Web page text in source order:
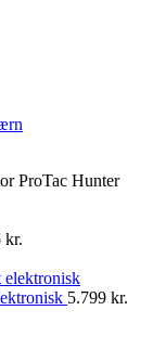
ProTac Hunter
kr.
5.799 kr.